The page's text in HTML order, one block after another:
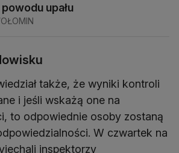
powodu upału
także, że wyniki kontroli
i jeśli wskażą one na
to odpowiednie osoby zostaną
W czwartek na
inspektorzy